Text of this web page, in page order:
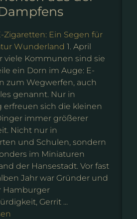
Zigaretten: Ein Segen für
Wunderland 1. April
viele Kommunen sind sie
ein Dorn im Auge: E-
zum Wegwerfen, auch
genannt. Nur in
erfreuen sich die kleinen
immer größerer
Nicht nur in
und Schulen, sondern
im Miniaturen
der Hansestadt. Vor fast
Jahr war Gründer und
Hamburger
Gerrit ...